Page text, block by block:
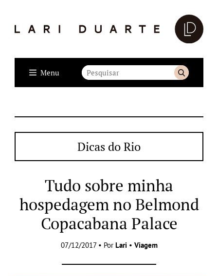
Menu
Dicas do Rio
Tudo sobre minha
hospedagem no Belmond
Copacabana Palace
07/12/2017 • Por Lari • Viagem